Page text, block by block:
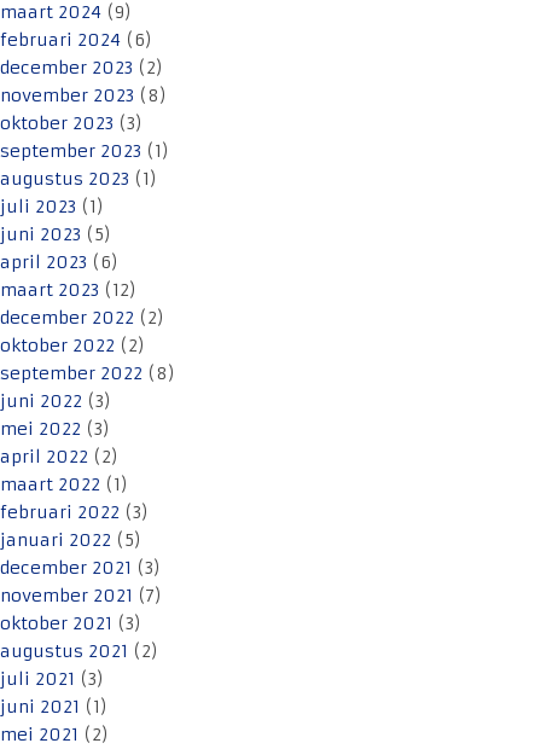
maart 2024 (9)
februari 2024 (6)
december 2023 (2)
november 2023 (8)
oktober 2023 (3)
september 2023 (1)
augustus 2023 (1)
juli 2023 (1)
juni 2023 (5)
april 2023 (6)
maart 2023 (12)
december 2022 (2)
oktober 2022 (2)
september 2022 (8)
juni 2022 (3)
mei 2022 (3)
april 2022 (2)
maart 2022 (1)
februari 2022 (3)
januari 2022 (5)
december 2021 (3)
november 2021 (7)
oktober 2021 (3)
augustus 2021 (2)
juli 2021 (3)
juni 2021 (1)
mei 2021 (2)